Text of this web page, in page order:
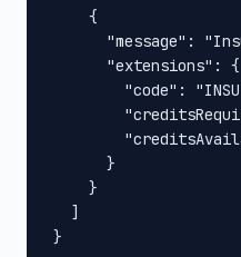
    {
"message":
      "extensions": {
"code":
      }
    }
  ]
}